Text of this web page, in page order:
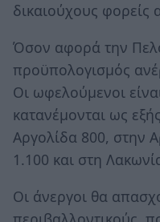
δικαιούχους φορείς
Όσον αφορά την
προϋπολογισμός
Οι ωφελούμενοι
κατανέμονται ως
Αργολίδα 800, στην
1.100 και στη
Οι άνεργοι θα